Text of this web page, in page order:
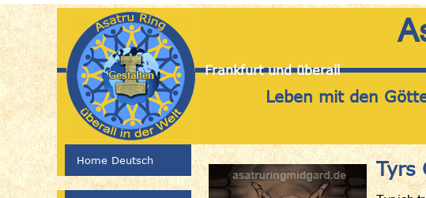
Frankfurt und überall
Leben mit den
Tyrs
Home Deutsch